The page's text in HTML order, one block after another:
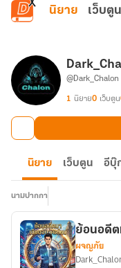
ข้ามไปยังเนื้อหาหลัก
นิยาย เว็บตูน
@Dark_Chalon
1 นิยาย0 เว็บตูน
นิยาย เว็บตูน อีบุ๊
นามปากกา
ย้อนอดีต
ผจญภัย